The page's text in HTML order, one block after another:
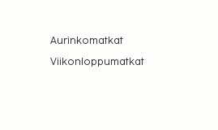
Aurinkomatkat
Viikonloppumatkat